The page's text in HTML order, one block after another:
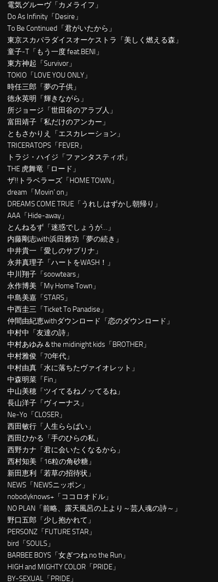
電気グルーヴ「カメライフ」
Do As Infinity「Desire」
To Be Continued「君がいたから」
東京スカパラダイスオーケストラ「美しく燃える森」
童子-T「もう一度 feat.BENI」
東方神起「Survivor」
TOKIO「LOVE YOU ONLY」
時任三郎「夢の子供」
徳永英明「輝きながら」
所ジョージ「世田谷のアラブ人」
富田靖子「私だけのアンカー」
ともさかりえ「エスカレーション」
TRICERATOPS「FEVER」
トラジ・ハイジ「ファンタスティポ」
THE 虎舞竜「ロード」
ザ!!トラベラーズ「HOME TOWN」
dream「Movin’ on」
DREAMS COME TRUE「うれしはずかし朝帰り」
AAA「Hide-away」
とんねるず「迷惑でしょうが…」
内藤剛志with浜田雅功「夢の続き」
中井貴一「愛しのサブリナ」
永井真理子「ハートをWASH！」
中川翔子「soowtears」
永作博美「My Home Town」
中島美嘉「STARS」
中西圭三「Ticket To Panadise」
仲間由紀恵withダウンロード「恋のダウンロード」
中村中「友達の詩」
中村あゆみ＆the midinight kids「BROTHER」
中村雅俊「70年代」
中村由真「水に落ちたヴァイオレット」
中森明菜「Fin」
中山美穂「ツイてるねノッてるね」
長山洋子「ヴィーナス」
Ne-Yo「CLOSER」
西田敏行「人生ららばい」
西田ひかる「手のひらの私」
西野カナ「君に会いたくなるから」
西村知美「16粒の角砂糖」
新田恵利「若草の招待状」
NEWS「NEWSニッポン」
nobodyknows+「ココロオドル」
NO PLAN「前略、露天風呂の上より～芸人魂の詩～」
野口五郎「少し抱かれて」
PERSONZ「FUTURE STAR」
bird「SOULS」
BARBEE BOYS「女ぎつね no the Run」
HIGH and MIGHTY COLOR「PRIDE」
BY-SEXUAL「PRIDE」